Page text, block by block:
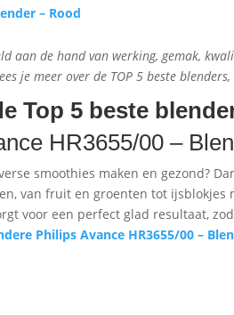
– Rood
aan de hand van werking, gemak,
je meer over de TOP 5 beste
Top 5 beste
HR3655/00 –
smoothies maken en gezond?
van fruit en groenten tot ijsblokjes
voor een perfect glad resultaat,
Philips Avance HR3655/00 –